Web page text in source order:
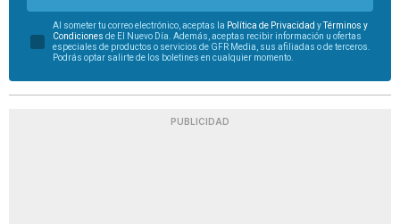
Al someter tu correo electrónico, aceptas la Política de Privacidad yTérminos y
Condiciones de El Nuevo Día. Además, aceptas recibir información u ofertas
especiales de productos o servicios de GFR Media, sus afiliadas o de terceros.
Podrás optar salirte de los boletines en cualquier momento.
PUBLICIDAD